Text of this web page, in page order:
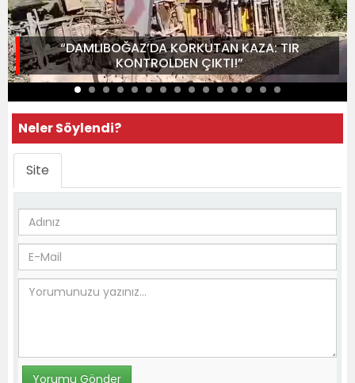
“DAMLIBOĞAZ’DA KORKUTAN KAZA: TIR
KONTROLDEN ÇIKTI!”
Neler Söylendi?
Site